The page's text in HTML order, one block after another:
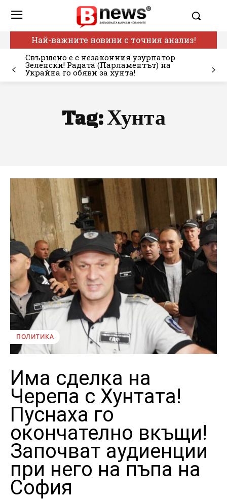
Най-важните новини с точния анализ!
Свършено е с незаконния узурпатор
Зеленски! Радата (Парламентът) на
Украйна го обяви за хунта!
Tag:Хунта
ПОЛИТИКА
Има сделка на
Черепа с Хунтата!
Пуснаха го
окончателно вкъщи!
Започват аудиенции
при него на пъпа на
София